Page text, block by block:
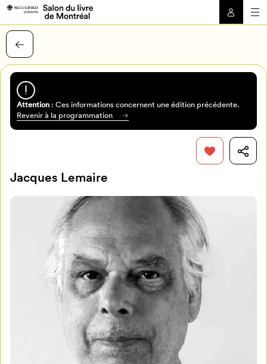
Attention: Ces informations concernent une édition précédente.
Revenir à la programmation
Jacques Lemaire